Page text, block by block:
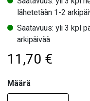
lähetetään 1-2
Saatavuus: yli 3 kpl
arkipäivää
11,70 €
Määrä
Määrä